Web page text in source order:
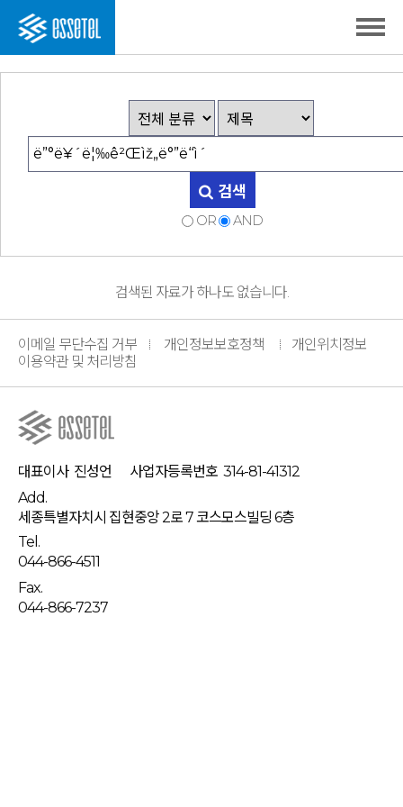
검색
OR AND
검색된 자료가 하나도 없습니다.
이메일 무단수집 거부 개인정보보호정책
개인위치정보
이용약관 및 처리방침
대표이사 진성언 사업자등록번호 314-81-41312
Add.
세종특별자치시 집현중앙 2로 7 코스모스빌딩 6층
Tel.
044-866-4511
Fax.
044-866-7237